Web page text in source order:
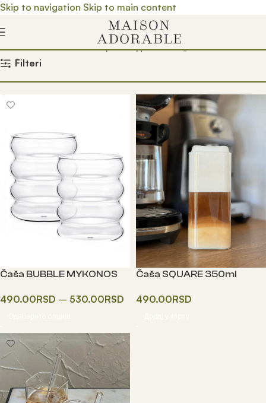
Skip to navigation Skip to main content
Почетна/ Prodavnica/ Производ oзначен „čaša za kafu“
Filteri
Čaša BUBBLE MYKONOS
490.00RSD – 530.00RSD
Čaša SQUARE 350ml
490.00RSD